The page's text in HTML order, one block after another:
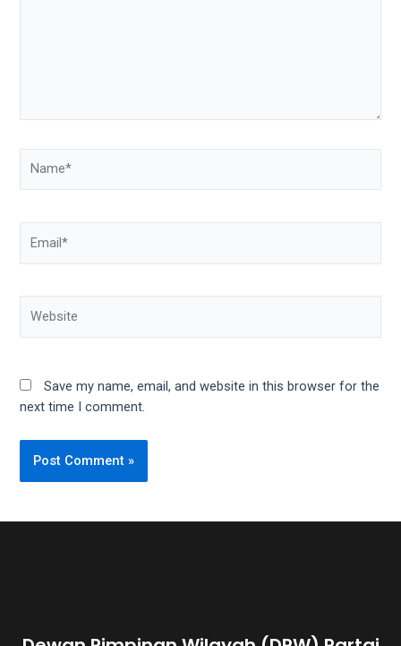
Save my name, email, and website in this browser for the
next time I comment.